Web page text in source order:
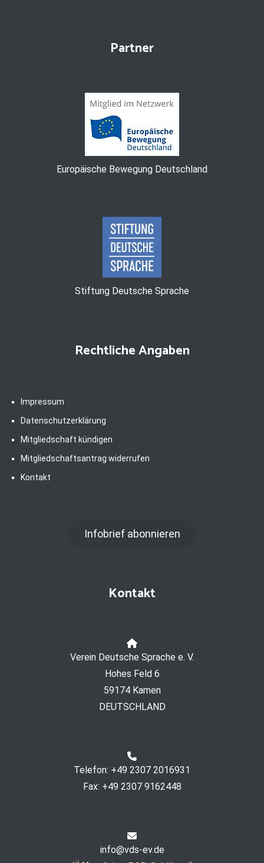
Partner
Europäische Bewegung Deutschland
Stiftung Deutsche Sprache
Rechtliche Angaben
Impressum
Datenschutzerklärung
Mitgliedschaft kündigen
Mitgliedschaftsantrag widerrufen
Kontakt
Infobrief abonnieren
Kontakt
Verein Deutsche Sprache e. V.
Hohes Feld 6
59174 Kamen
DEUTSCHLAND
Telefon: +49 2307 2016931
Fax: +49 2307 9162448
info@vds-ev.de